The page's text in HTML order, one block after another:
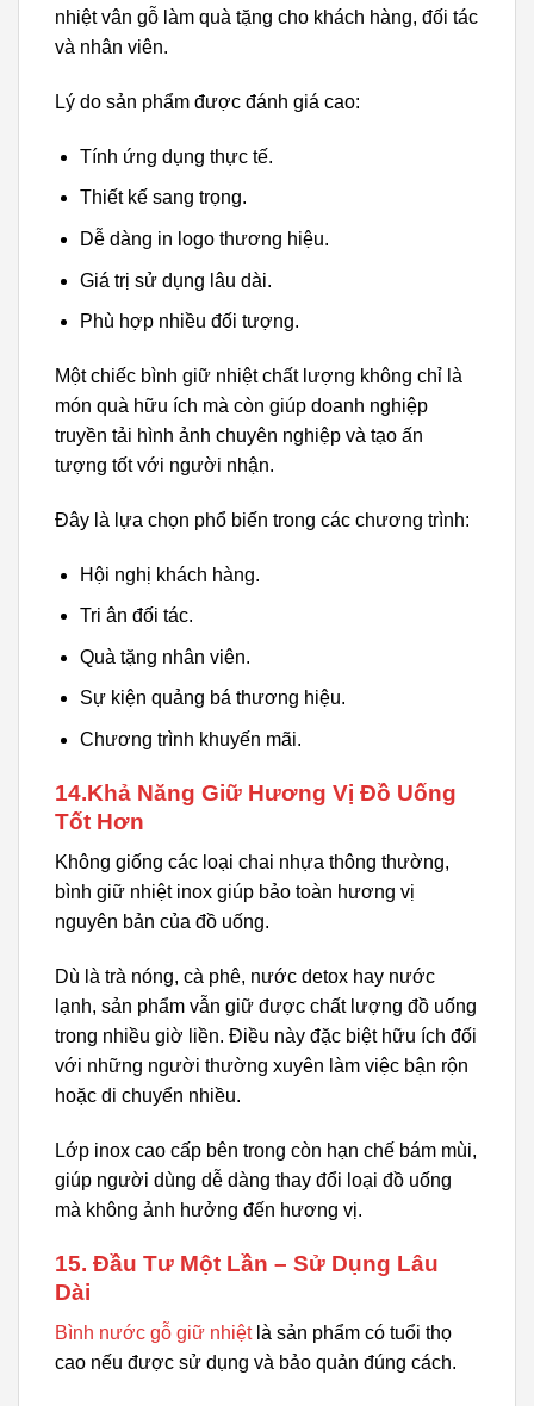
nhiệt vân gỗ làm quà tặng cho khách hàng, đối tác
và nhân viên.
Lý do sản phẩm được đánh giá cao:
Tính ứng dụng thực tế.
Thiết kế sang trọng.
Dễ dàng in logo thương hiệu.
Giá trị sử dụng lâu dài.
Phù hợp nhiều đối tượng.
Một chiếc bình giữ nhiệt chất lượng không chỉ là
món quà hữu ích mà còn giúp doanh nghiệp
truyền tải hình ảnh chuyên nghiệp và tạo ấn
tượng tốt với người nhận.
Đây là lựa chọn phổ biến trong các chương trình:
Hội nghị khách hàng.
Tri ân đối tác.
Quà tặng nhân viên.
Sự kiện quảng bá thương hiệu.
Chương trình khuyến mãi.
14.Khả Năng Giữ Hương Vị Đồ Uống
Tốt Hơn
Không giống các loại chai nhựa thông thường,
bình giữ nhiệt inox giúp bảo toàn hương vị
nguyên bản của đồ uống.
Dù là trà nóng, cà phê, nước detox hay nước
lạnh, sản phẩm vẫn giữ được chất lượng đồ uống
trong nhiều giờ liền. Điều này đặc biệt hữu ích đối
với những người thường xuyên làm việc bận rộn
hoặc di chuyển nhiều.
Lớp inox cao cấp bên trong còn hạn chế bám mùi,
giúp người dùng dễ dàng thay đổi loại đồ uống
mà không ảnh hưởng đến hương vị.
15. Đầu Tư Một Lần – Sử Dụng Lâu
Dài
Bình nước gỗ giữ nhiệtlà sản phẩm có tuổi thọ
cao nếu được sử dụng và bảo quản đúng cách.